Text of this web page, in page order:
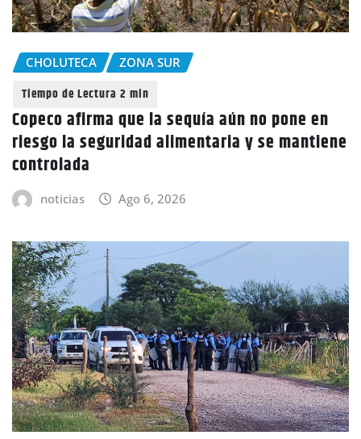
CHOLUTECA ZONA SUR
Copeco afirma que la sequía aún no pone en
riesgo la seguridad alimentaria y se mantiene
controlada
noticias Ago 6, 2026